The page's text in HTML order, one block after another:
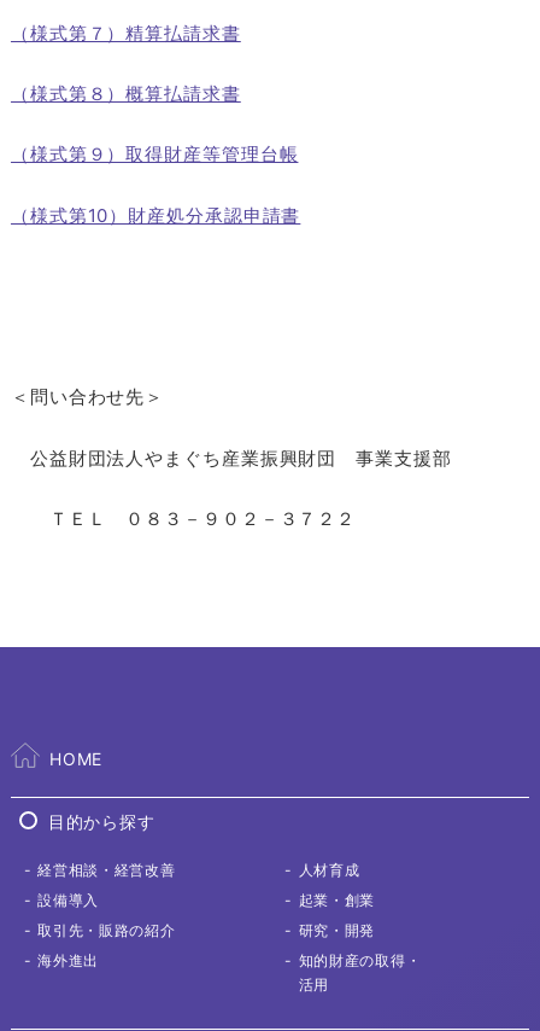
（様式第７）精算払請求書
（様式第８）概算払請求書
（様式第９）取得財産等管理台帳
（様式第10）財産処分承認申請書
＜問い合わせ先＞
公益財団法人やまぐち産業振興財団 事業支援部
ＴＥＬ ０８３－９０２－３７２２
HOME
目的から探す
経営相談 ・経営改善
人材育成
設備導入
起業・創業
取引先 ・販路の紹介
研究・開発
海外進出
知的財産の取得 ・
活用